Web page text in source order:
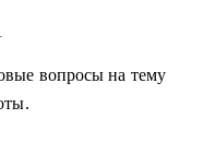
вопросы на тему